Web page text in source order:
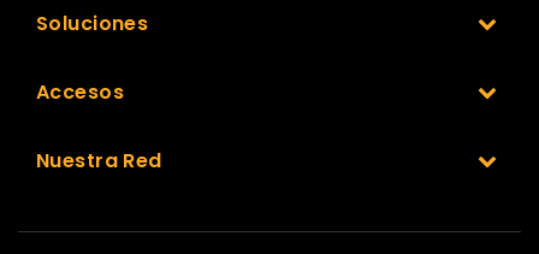
Soluciones
Accesos
Nuestra Red